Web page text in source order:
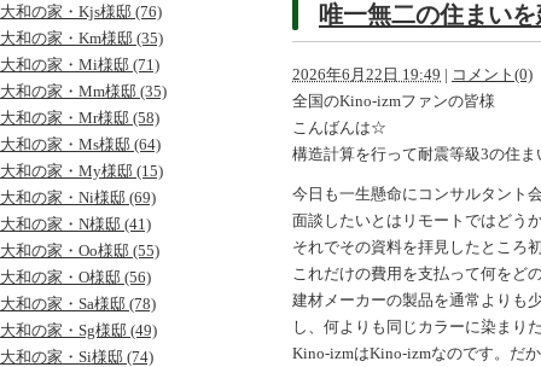
唯一無二の住まい
2026年6月22日 19:49 | コメント(0)
全国のKino-izmファンの皆様
こんばんは☆
構造計算を行って耐震等級3の住
今日も一生懸命にコンサルタント
面談したいとはリモートではどう
それでその資料を拝見したところ
これだけの費用を支払って何をど
建材メーカーの製品を通常よりも
し、何よりも同じカラーに染まり
Kino-izmはKino-izmなのです。だ
大和の家・Kjs様邸 (76)
大和の家・Km様邸 (35)
大和の家・Mi様邸 (71)
大和の家・Mm様邸 (35)
大和の家・Mr様邸 (58)
大和の家・Ms様邸 (64)
大和の家・My様邸 (15)
大和の家・Ni様邸 (69)
大和の家・N様邸 (41)
大和の家・Oo様邸 (55)
大和の家・O様邸 (56)
大和の家・Sa様邸 (78)
大和の家・Sg様邸 (49)
大和の家・Si様邸 (74)